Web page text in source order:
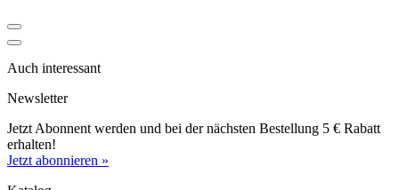
Gefüllte Tulpe Sunlover
5,60 €
NEU
Auch interessant
Newsletter
Jetzt Abonnent werden und bei der nächsten Bestellung 5 € Rabatt
erhalten!
Jetzt abonnieren »